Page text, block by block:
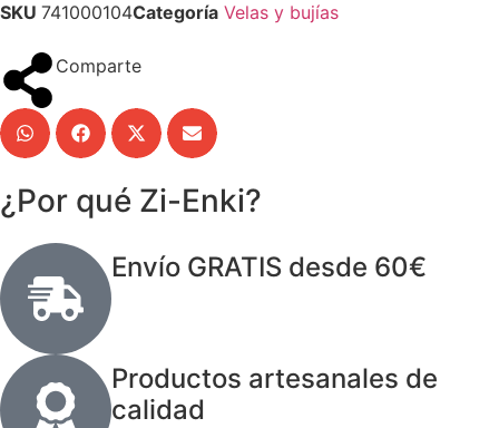
SKU 741000104Categoría Velas y bujías
Comparte
¿Por qué Zi-Enki?
Envío GRATIS desde 60€
Productos artesanales de
calidad